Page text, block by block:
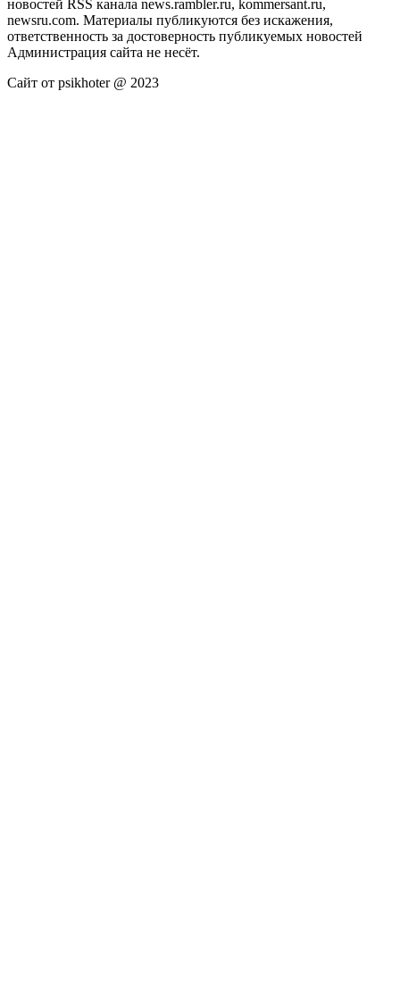
новостей RSS канала news.rambler.ru, kommersant.ru,
newsru.com. Материалы публикуются без искажения,
ответственность за достоверность публикуемых новостей
Администрация сайта не несёт.
Сайт от psikhoter @ 2023